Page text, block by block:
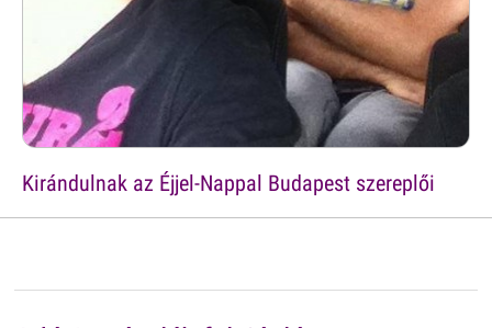
Kirándulnak az Éjjel-Nappal Budapest szereplői